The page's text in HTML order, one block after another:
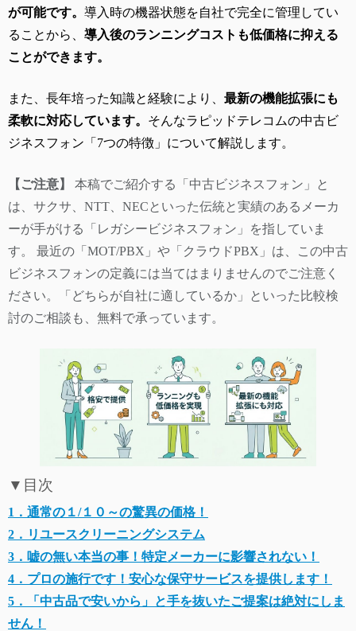
が可能です。 導入時の機器状態を自社で完全に管理してい
ることから、 導入後のランニングコストも低価格に抑える
ことができます。
また、長年培った知識と経験により、 最新の機能拡張にも
柔軟に対応しています。 そんなラピッドテレコムの中古ビ
ジネスフォン「7つの特徴」について解説します。
【ご注意】
本稿でご紹介する「中古ビジネスフォン」と
は、サクサ、NTT、NECといった伝統と実績のあるメーカ
ーが手がける「レガシービジネスフォン」を指していま
す。 最近の「MOT/PBX」や「クラウドPBX」は、この中古
ビジネスフォンの定義には当てはまりませんのでご注意く
ださい。「どちらが自社に適しているか」といった比較検
討のご相談も、無料で承っています。
▼目次
1．通常の１/１０～の驚異の価格！
2．リユースクリーニングシステム
3．嘘の無い本当の事！特定メーカーに影響されない！
4．プロの施行です！安心な保守サービスを提供します！
5．「中古品で安いから」と手を抜いたご提案は絶対にしま
せん！